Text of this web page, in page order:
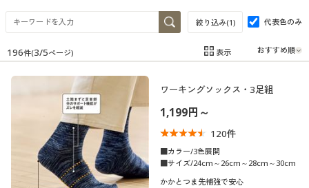
女性下着
女性下着
メンズ下着
ジュニア・ティーンズ下着
メンズ通販すべて
メンズファッション
メンズ下着
家電・雑貨
家電・雑貨すべて
キッチン・雑貨・日用品
寝具・インテリア・家具
寝具・インテリア・家具通販すべて
家具・収納
寝具・ベッド
美容・健康
美容・健康通販すべて
美容・健康・サプリメント
制服・スクール
制服・スクールすべて
大きいサイズ
絞り込み(1) 代表色のみ
在庫 在庫のある商品のみ表示
口コミ
(5)
196件(3/5ページ) 表示
ワーキングソックス・3足組
1,199円～
120件
■カラー/3色展開
■サイズ/24cm～26cm～28cm～30cm
かかとつま先補強で安心